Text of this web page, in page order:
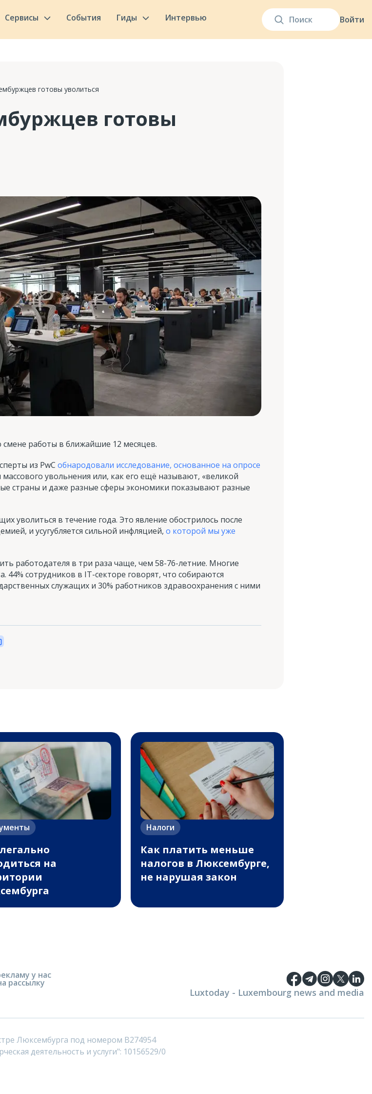
Войти
Сервисы События Гиды Интервью
готовы уволиться
готовы
работы в ближайшие 12 месяцев.
из PwC обнародовали исследование, основанное на опросе
увольнения или, как его ещё называют, «великой
страны и даже разные сферы экономики показывают разные
уволиться в течение года. Это явление обострилось после
и усугубляется сильной инфляцией, о которой мы уже
работодателя в три раза чаще, чем 58-76-летние. Многие
44% сотрудников в IT-секторе говорят, что собираются
служащих и 30% работников здравоохранения с ними
на
Налоги
Как платить меньше
налогов в Люксембурге,
не нарушая закон
у нас
рассылку
Luxtoday - Luxembourg news and media
Люксембурга под номером B274954
деятельность и услуги": 10156529/0